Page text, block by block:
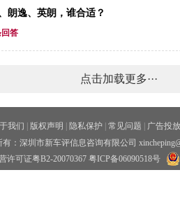
朗逸、英朗，谁合适？
答
点击加载更多···
我们 版权声明 隐私保护 常见问题
广告投放
有：深圳市新车评信息咨询有限公司
许可证粤B2-20070367 粤ICP备06090518号